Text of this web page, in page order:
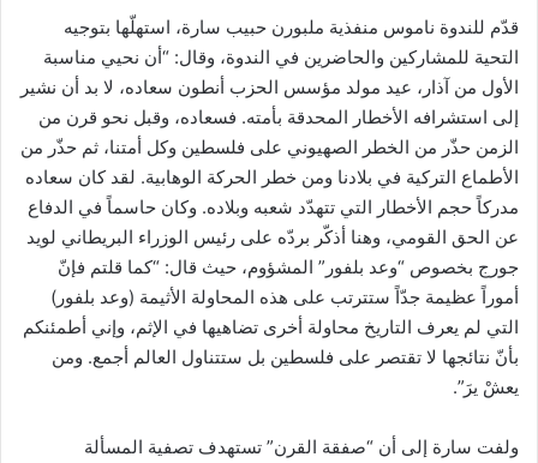
قدّم للندوة ناموس منفذية ملبورن حبيب سارة، استهلّها بتوجيه
التحية للمشاركين والحاضرين في الندوة، وقال: “أن نحيي مناسبة
الأول من آذار، عيد مولد مؤسس الحزب أنطون سعاده، لا بد أن نشير
إلى استشرافه الأخطار المحدقة بأمته. فسعاده، وقبل نحو قرن من
الزمن حذّر من الخطر الصهيوني على فلسطين وكل أمتنا، ثم حذّر من
الأطماع التركية في بلادنا ومن خطر الحركة الوهابية. لقد كان سعاده
مدركاً حجم الأخطار التي تتهدّد شعبه وبلاده. وكان حاسماً في الدفاع
عن الحق القومي، وهنا أذكّر بردّه على رئيس الوزراء البريطاني لويد
جورج بخصوص “وعد بلفور” المشؤوم، حيث قال: “كما قلتم فإنّ
أموراً عظيمة جدّاً ستترتب على هذه المحاولة الأثيمة (وعد بلفور)
التي لم يعرف التاريخ محاولة أخرى تضاهيها في الإثم، وإني أطمئنكم
بأنّ نتائجها لا تقتصر على فلسطين بل ستتناول العالم أجمع. ومن
يعشْ يرَ”.
ولفت سارة إلى أن “صفقة القرن” تستهدف تصفية المسألة